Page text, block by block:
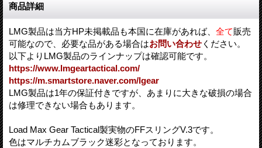
商品詳細
LMG製品は当方HP未掲載品も本国に在庫があれば、 全て販売
可能なので、必要な品がある場合はお問い合わせ ください。
以下よりLMG製品のラインナップは確認可能です。
https://www.lmgeartactical.com/
https://m.smartstore.naver.com/lgear
LMG製品は1年の保証付きですが、あまりに大きな破損の場合
は修理できない場合もあります。
Load Max Gear Tactical製実物のFFスリングV.3です。
色はマルチカムブラック迷彩となっております。